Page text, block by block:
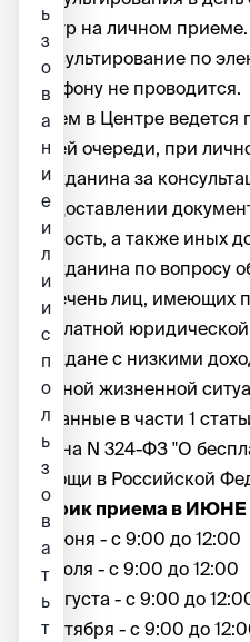
Центр на личном приеме.
Консультирование по
телефону не проводится.
Прием в Центре ведется
общей очереди, при
гражданина за
предоставлении
личность, а также иных
гражданина по вопросу
Перечень лиц, имеющих
бесплатной
граждане с низкими
трудной жизненной
указанные в части 1
закона N 324-ФЗ "О
помощи в Российской
График приема в
30 июня - с 9:00 до 12:00
28 июля - с 9:00 до 12:00
18 августа - с 9:00 до
1 сентября - с 9:00 до
ь
з
о
в
а
н
и
е
и
л
и
и
с
п
о
л
ь
з
о
в
а
т
ь
т